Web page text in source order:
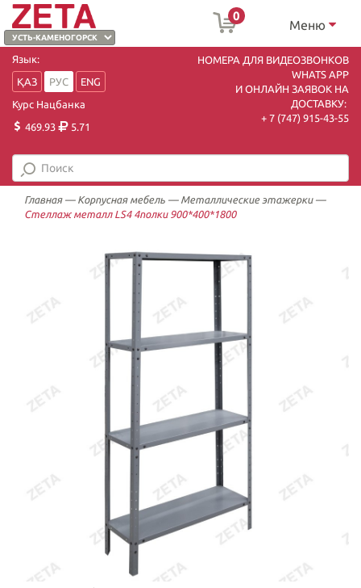
0
Меню
Язык:
ҚАЗ
РУС
ENG
Курс Нацбанка
469.93
5.71
НОМЕРА ДЛЯ ВИДЕОЗВОНКОВ
WHATS APP
И ОНЛАЙН ЗАЯВОК НА
ДОСТАВКУ:
+ 7 (747) 915-43-55
Главная— Корпусная мебель — Металлические этажерки—
Стеллаж металл LS4 4полки 900*400*1800